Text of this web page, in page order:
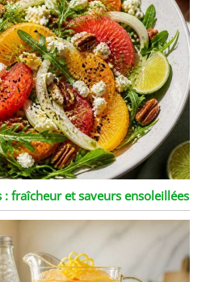
: fraîcheur et saveurs ensoleillées